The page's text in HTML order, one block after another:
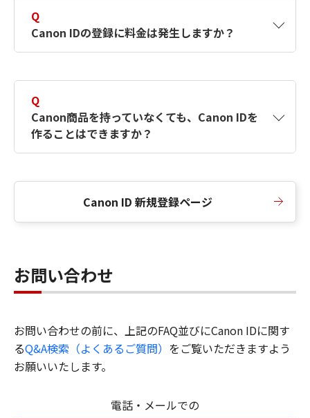
択したサービスから取得します。アカウントを
簡単に作成できるように、この情報を使用して
Canon IDの登録フォームを入力します。
Q
Canon IDの登録に料金は発生しますか？
Q
Canon商品を持っていなくても、Canon IDを
作ることはできますか？
Canon ID 新規登録ページ
お問い合わせ
お問い合わせの前に、上記のFAQ並びにCanon IDに関す
るQ&A検索（よくあるご質問） をご覧いただきますよう
お願いいたします。
電話・メールでの